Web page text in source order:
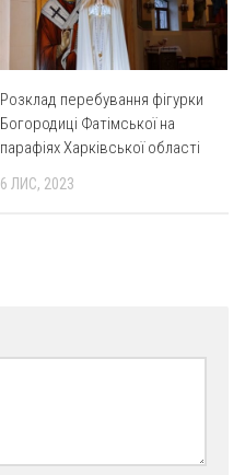
Розклад перебування фігурки
Богородиці Фатімської на
парафіях Харківської області
6 ЛИС, 2023